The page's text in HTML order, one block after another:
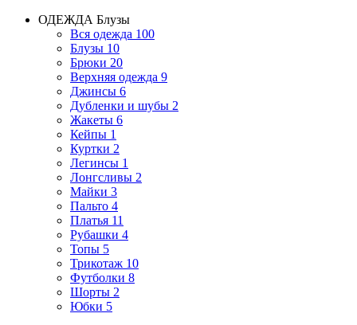
ОДЕЖДА Блузы
Вся одежда 100
Блузы 10
Брюки 20
Верхняя одежда 9
Джинсы 6
Дубленки и шубы 2
Жакеты 6
Кейпы 1
Куртки 2
Легинсы 1
Лонгсливы 2
Майки 3
Пальто 4
Платья 11
Рубашки 4
Топы 5
Трикотаж 10
Футболки 8
Шорты 2
Юбки 5